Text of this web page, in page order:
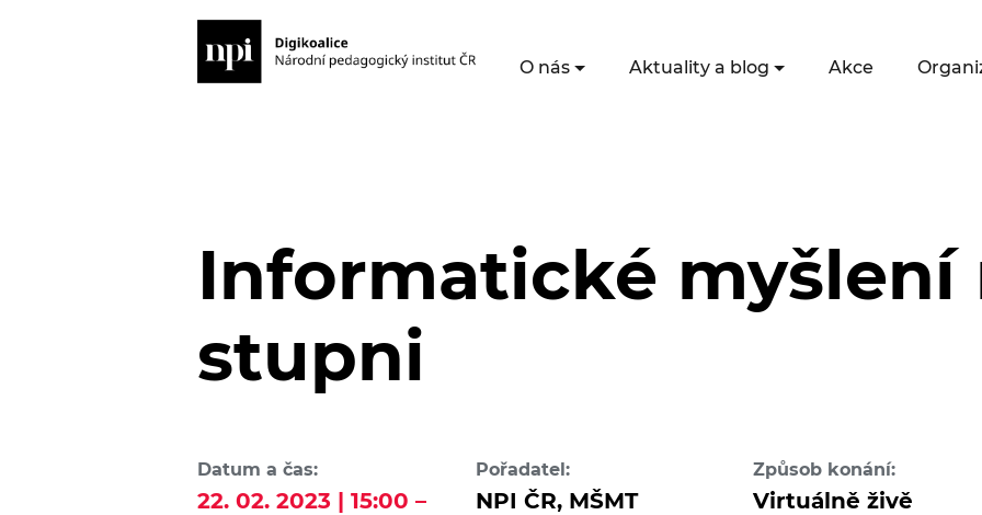
O nás Aktuality a blog Akce
Informatické myšlení
stupni
Datum a čas:
22. 02. 2023 | 15:00 –
Pořadatel:
NPI ČR, MŠMT
Způsob konání:
Virtuálně živě